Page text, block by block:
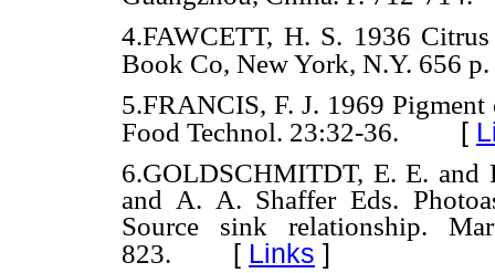
4.FAWCETT, H. S. 1936
Book Co, New York, N.Y. 656 p.
5.FRANCIS, F. J. 1969
Food Technol. 23:32-36. [
6.GOLDSCHMITDT, E. E.
and A. A. Shaffer Eds.
Source sink relationship.
823. [ Links ]